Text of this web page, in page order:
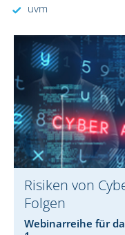
uvm
Risiken von
Folgen
Webinarreihe für